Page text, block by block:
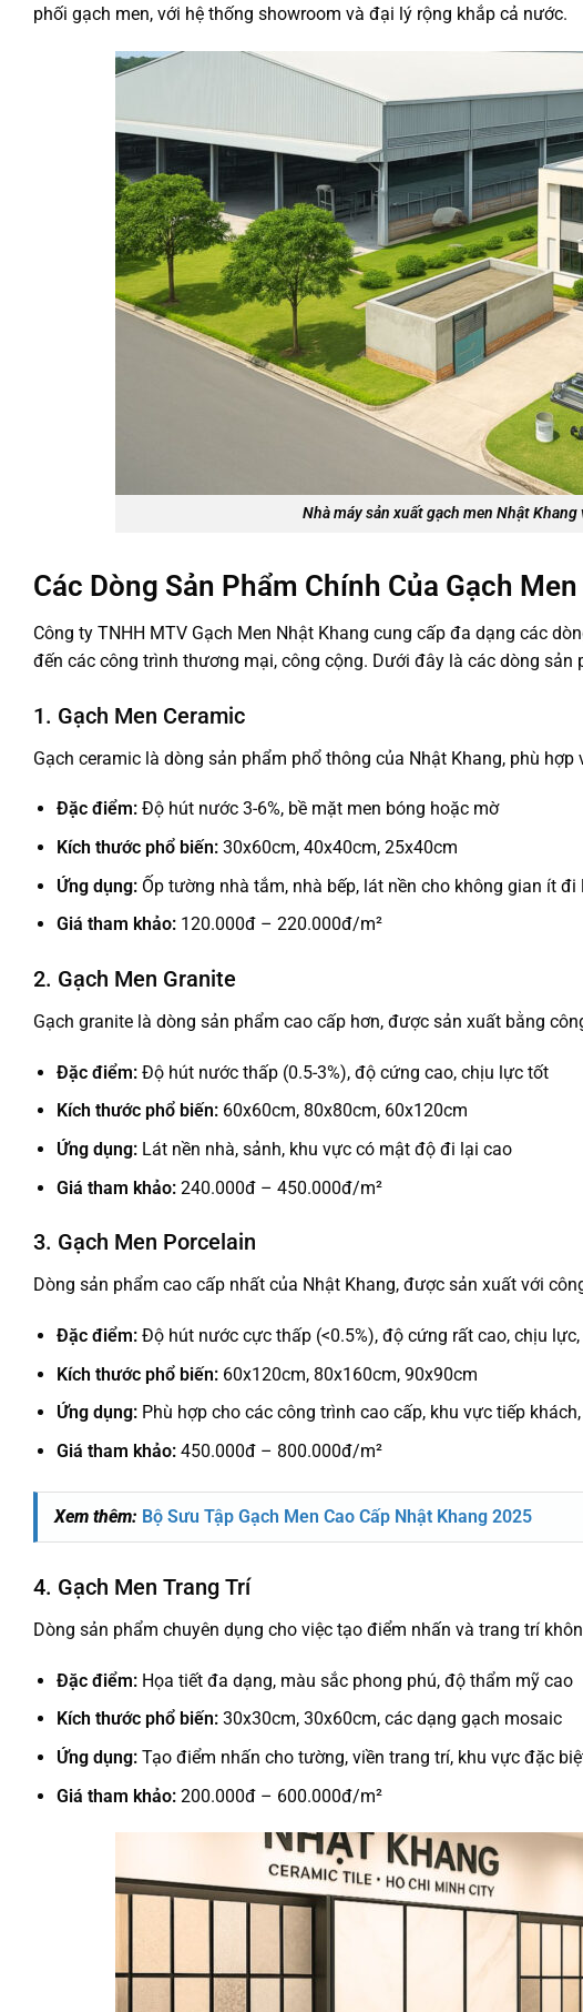
phối gạch men, với hệ thống showroom và đại lý rộng khắp cả nước.
Nhà máy sản xuất gạch men Nhật
Các Dòng Sản Phẩm Chính Của Gạch
Công ty TNHH MTV Gạch Men Nhật Khang cung cấp đa dạng các
đến các công trình thương mại, công cộng. Dưới đây là các dòng sản
1. Gạch Men Ceramic
Gạch ceramic là dòng sản phẩm phổ thông của Nhật Khang, phù
Đặc điểm:Độ hút nước 3-6%, bề mặt men bóng hoặc mờ
Kích thước phổ biến:30x60cm, 40x40cm, 25x40cm
Ứng dụng:Ốp tường nhà tắm, nhà bếp, lát nền cho không gian ít đi
Giá tham khảo:120.000đ – 220.000đ/m²
2. Gạch Men Granite
Gạch granite là dòng sản phẩm cao cấp hơn, được sản xuất bằng
Đặc điểm:Độ hút nước thấp (0.5-3%), độ cứng cao, chịu lực tốt
Kích thước phổ biến:60x60cm, 80x80cm, 60x120cm
Ứng dụng:Lát nền nhà, sảnh, khu vực có mật độ đi lại cao
Giá tham khảo:240.000đ – 450.000đ/m²
3. Gạch Men Porcelain
Dòng sản phẩm cao cấp nhất của Nhật Khang, được sản xuất với
Đặc điểm:Độ hút nước cực thấp (<0.5%), độ cứng rất cao, chịu
Kích thước phổ biến:60x120cm, 80x160cm, 90x90cm
Ứng dụng:Phù hợp cho các công trình cao cấp, khu vực tiếp
Giá tham khảo:450.000đ – 800.000đ/m²
Xem thêm: Bộ Sưu Tập Gạch Men Cao Cấp Nhật Khang 2025
4. Gạch Men Trang Trí
Dòng sản phẩm chuyên dụng cho việc tạo điểm nhấn và trang trí
Đặc điểm:Họa tiết đa dạng, màu sắc phong phú, độ thẩm mỹ cao
Kích thước phổ biến:30x30cm, 30x60cm, các dạng gạch mosaic
Ứng dụng:Tạo điểm nhấn cho tường, viền trang trí, khu vực đặc
Giá tham khảo:200.000đ – 600.000đ/m²